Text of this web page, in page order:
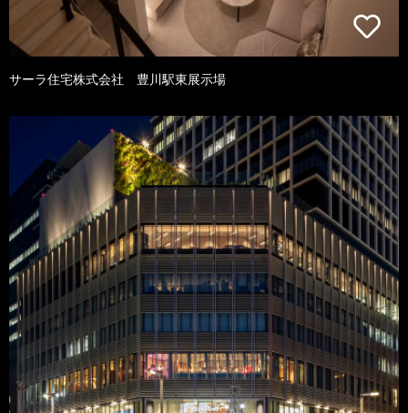
サーラ住宅株式会社 豊川駅東展示場